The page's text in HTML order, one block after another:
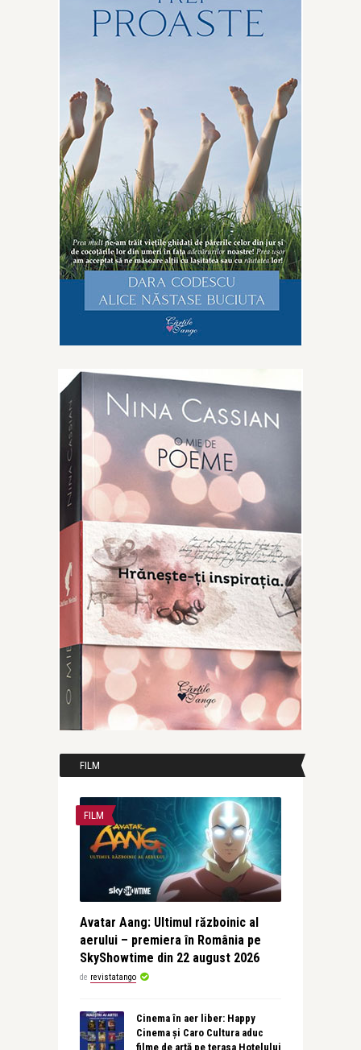
FILM
FILM
Avatar Aang: Ultimul războinic al
aerului – premiera în România pe
SkyShowtime din 22 august 2026
de revistatango
Cinema în aer liber: Happy
Cinema și Caro Cultura aduc
filme de artă pe terasa Hotelului